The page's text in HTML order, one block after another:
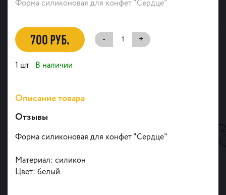
Форма силиконовая для конфет "Сердце"
700 РУБ. - +
1 шт В наличии
Описание товара
Отзывы
Форма силиконовая для конфет "Сердце"
Материал: силикон
Цвет: белый